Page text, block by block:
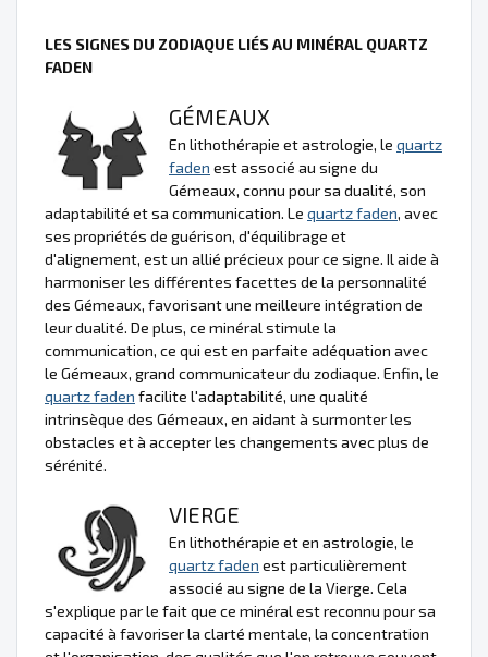
LES SIGNES DU ZODIAQUE LIÉS AU MINÉRAL QUARTZ
FADEN
GÉMEAUX
En lithothérapie et astrologie, le quartz
faden est associé au signe du
Gémeaux, connu pour sa dualité, son
adaptabilité et sa communication. Le quartz faden, avec
ses propriétés de guérison, d'équilibrage et
d'alignement, est un allié précieux pour ce signe. Il aide à
harmoniser les différentes facettes de la personnalité
des Gémeaux, favorisant une meilleure intégration de
leur dualité. De plus, ce minéral stimule la
communication, ce qui est en parfaite adéquation avec
le Gémeaux, grand communicateur du zodiaque. Enfin, le
quartz faden facilite l'adaptabilité, une qualité
intrinsèque des Gémeaux, en aidant à surmonter les
obstacles et à accepter les changements avec plus de
sérénité.
VIERGE
En lithothérapie et en astrologie, le
quartz faden est particulièrement
associé au signe de la Vierge. Cela
s'explique par le fait que ce minéral est reconnu pour sa
capacité à favoriser la clarté mentale, la concentration